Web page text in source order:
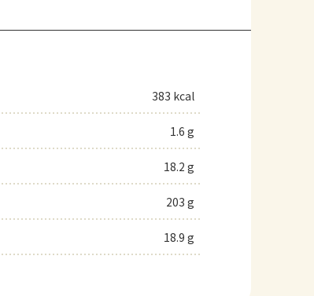
383 kcal
1.6 g
18.2 g
203 g
18.9 g